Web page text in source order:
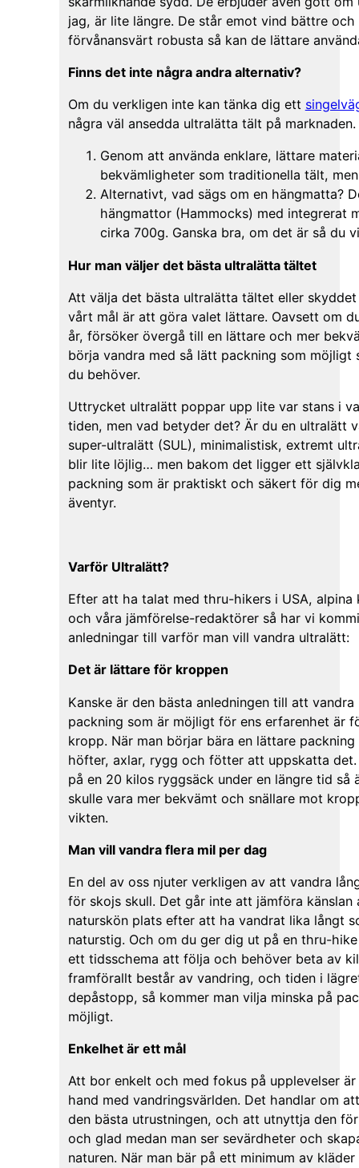
jag, är lite längre. De står emot vind bättre
förvånansvärt robusta så kan de lättare
Finns det inte några andra alternativ?
Om du verkligen inte kan tänka dig ett
några väl ansedda ultralätta tält på marknaden.
Genom att använda enklare, lättare
bekvämligheter som traditionella tält,
Alternativt, vad sägs om en hängmatta?
hängmattor (Hammocks) med integrerat
cirka 700g. Ganska bra, om det är så du
Hur man väljer det bästa ultralätta tältet
Att välja det bästa ultralätta tältet eller
vårt mål är att göra valet lättare. Oavsett om
år, försöker övergå till en lättare och mer
börja vandra med så lätt packning som möjligt
du behöver.
Uttrycket ultralätt poppar upp lite var stans i
tiden, men vad betyder det? Är du en ultralätt
super-ultralätt (SUL), minimalistisk, extremt
blir lite löjlig… men bakom det ligger ett
packning som är praktiskt och säkert för dig
äventyr.
Varför Ultralätt?
Efter att ha talat med thru-hikers i USA,
och våra jämförelse-redaktörer så har vi
anledningar till varför man vill vandra ultralätt:
Det är lättare för kroppen
Kanske är den bästa anledningen till att
packning som är möjligt för ens erfarenhet är
kropp. När man börjar bära en lättare
höfter, axlar, rygg och fötter att uppskatta det.
på en 20 kilos ryggsäck under en längre tid
skulle vara mer bekvämt och snällare mot
vikten.
Man vill vandra flera mil per dag
En del av oss njuter verkligen av att vandra
för skojs skull. Det går inte att jämföra känslan
naturskön plats efter att ha vandrat lika långt
naturstig. Och om du ger dig ut på en thru-
ett tidsschema att följa och behöver beta av
framförallt består av vandring, och tiden i
depåstopp, så kommer man vilja minska på
möjligt.
Enkelhet är ett mål
Att bor enkelt och med fokus på upplevelser
hand med vandringsvärlden. Det handlar om
den bästa utrustningen, och att utnyttja den
och glad medan man ser sevärdheter och
naturen. När man bär på ett minimum av